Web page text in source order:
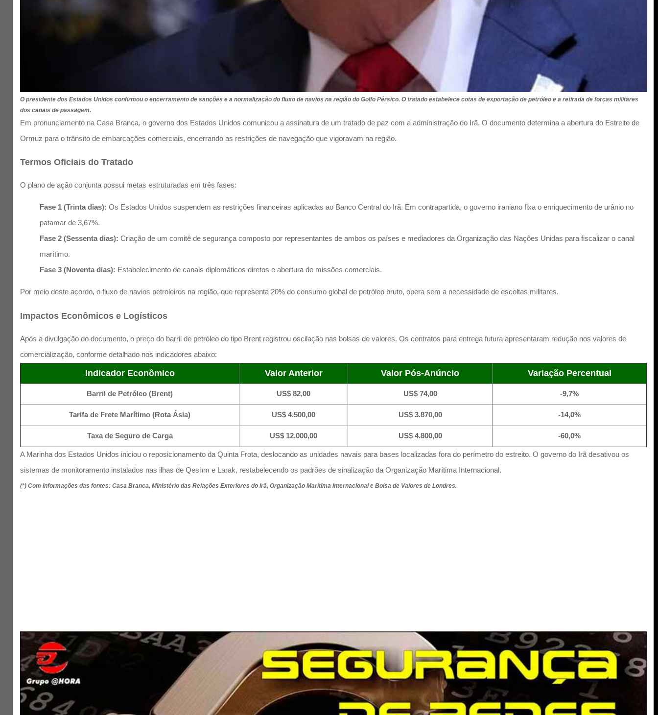
O presidente dos Estados Unidos confirmou o encerramento de sanções e a normalização do fluxo de navios na região do Golfo Pérsico. O tratado estabelece cotas de exportação de petróleo e a retirada de forças militares
dos canais de passagem.
Em pronunciamento na Casa Branca, o governo dos Estados Unidos comunicou a assinatura de um tratado de paz com a administração do Irã. O documento determina a abertura do Estreito de
Ormuz para o trânsito de embarcações comerciais, encerrando as restrições de navegação que vigoravam na região.
Termos Oficiais do Tratado
O plano de ação conjunta possui metas estruturadas em três fases:
Fase 1 (Trinta dias): Os Estados Unidos suspendem as restrições financeiras aplicadas ao Banco Central do Irã. Em contrapartida, o governo iraniano fixa o enriquecimento de urânio no
patamar de 3,67%.
Fase 2 (Sessenta dias): Criação de um comitê de segurança composto por representantes de ambos os países e mediadores da Organização das Nações Unidas para fiscalizar o canal
marítimo.
Fase 3 (Noventa dias): Estabelecimento de canais diplomáticos diretos e abertura de missões comerciais.
Por meio deste acordo, o fluxo de navios petroleiros na região, que representa 20% do consumo global de petróleo bruto, opera sem a necessidade de escoltas militares.
Impactos Econômicos e Logísticos
Após a divulgação do documento, o preço do barril de petróleo do tipo Brent registrou oscilação nas bolsas de valores. Os contratos para entrega futura apresentaram redução nos valores de
comercialização, conforme detalhado nos indicadores abaixo:
Indicador Econômico Valor Anterior Valor Pós-Anúncio Variação Percentual
Barril de Petróleo (Brent) US$ 82,00 US$ 74,00 -9,7%
Tarifa de Frete Marítimo (Rota Ásia) US$ 4.500,00 US$ 3.870,00 -14,0%
Taxa de Seguro de Carga US$ 12.000,00 US$ 4.800,00 -60,0%
A Marinha dos Estados Unidos iniciou o reposicionamento da Quinta Frota, deslocando as unidades navais para bases localizadas fora do perímetro do estreito. O governo do Irã desativou os
sistemas de monitoramento instalados nas ilhas de Qeshm e Larak, restabelecendo os padrões de sinalização da Organização Marítima Internacional.
(*) Com informações das fontes: Casa Branca, Ministério das Relações Exteriores do Irã, Organização Marítima Internacional e Bolsa de Valores de Londres.